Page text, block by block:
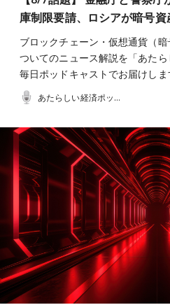
庫制限要請、ロシアが暗号
ブロックチェーン・仮想通貨（
ついてのニュース解説を「あた
毎日ポッドキャストでお届けし
あたらしい経済ポッドキャスト